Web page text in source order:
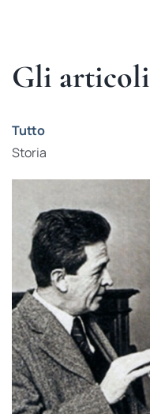
Gli articoli
Tutto
Storia